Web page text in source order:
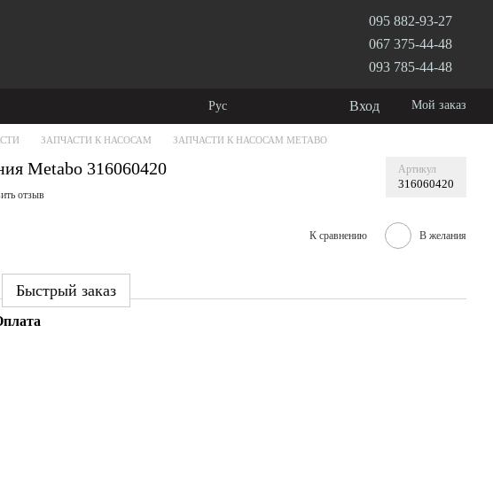
095 882-93-27
067 375-44-48
093 785-44-48
Рус Вход Мой заказ
ЗАПЧАСТИ К НАСОСАМ ЗАПЧАСТИ К НАСОСАМ METABO
Metabo 316060420 Артикул
316060420
отзыв
К сравнению В желания
Быстрый заказ